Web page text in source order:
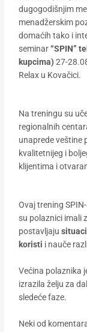
dugogodišnjim
menadžerskim
domaćih tako i
seminar“SPIN”
kupcima)27-
Relax u Kovačici.
Na treningu su
regionalnih
unaprede veštine
kvalitetnijeg i
klijentima i
Ovaj trening
su polaznici imali
postavljaju
koristi i nauče
Većina polaznika
izrazila želju za
sledeće faze.
Neki od